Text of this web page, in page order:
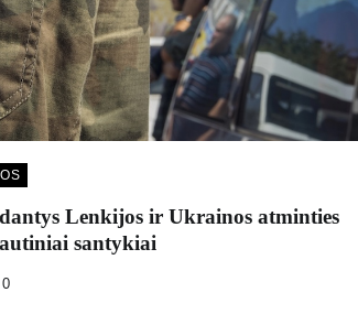
Lenkijos ir Ukrainos atminties
santykiai
0